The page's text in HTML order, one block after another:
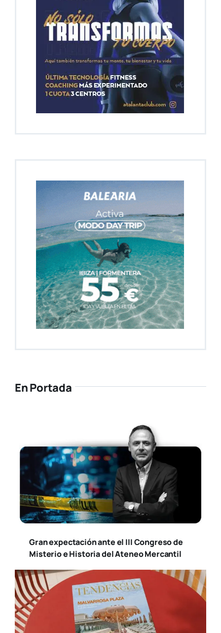
En Portada
Gran expectación ante el III Congreso de
Misterio e Historia del Ateneo Mercantil